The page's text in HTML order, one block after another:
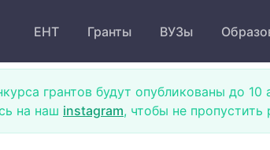
ЕНТ Гранты ВУЗы
грантов будут опубликованы до 10
на наш instagram, чтобы не пропустить